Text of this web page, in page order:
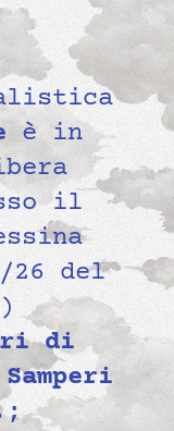
è in
il
26 del
di
;